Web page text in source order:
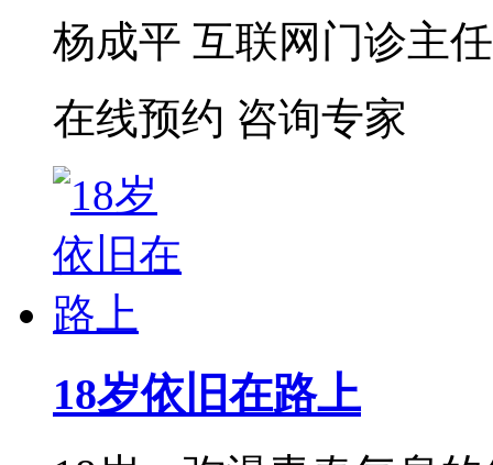
杨成平 互联网门诊主
在线预约 咨询专家
18岁依旧在路上